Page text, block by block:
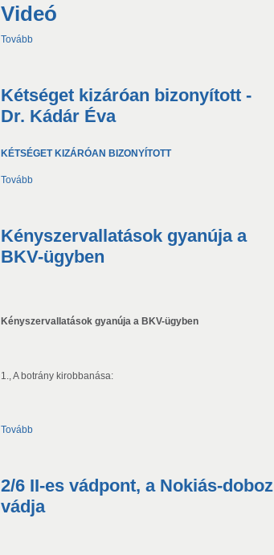
Videó
Tovább
Kétséget kizáróan bizonyított -
Dr. Kádár Éva
KÉTSÉGET KIZÁRÓAN BIZONYÍTOTT
Tovább
Kényszervallatások gyanúja a
BKV-ügyben
Kényszervallatások gyanúja a BKV-ügyben
1., A botrány kirobbanása:
Tovább
2/6 II-es vádpont, a Nokiás-doboz
vádja